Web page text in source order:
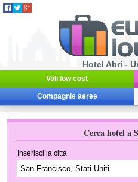
Hotel Abri -
Voli low cost
Compagnie aeree
Cerca hotel a
Inserisci la città